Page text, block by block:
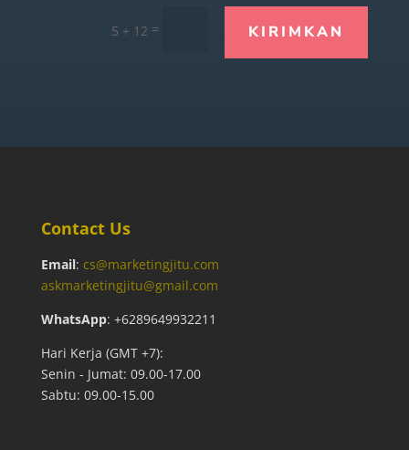
5 + 12 = KIRIMKAN
Contact Us
Email: cs@marketingjitu.com
askmarketingjitu@gmail.com
WhatsApp: +6289649932211
Hari Kerja (GMT +7):
Senin - Jumat: 09.00-17.00
Sabtu: 09.00-15.00